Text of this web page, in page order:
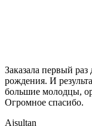
Заказала первый раз
рождения. И
большие молодцы,
Огромное спасибо.
Ajsultan